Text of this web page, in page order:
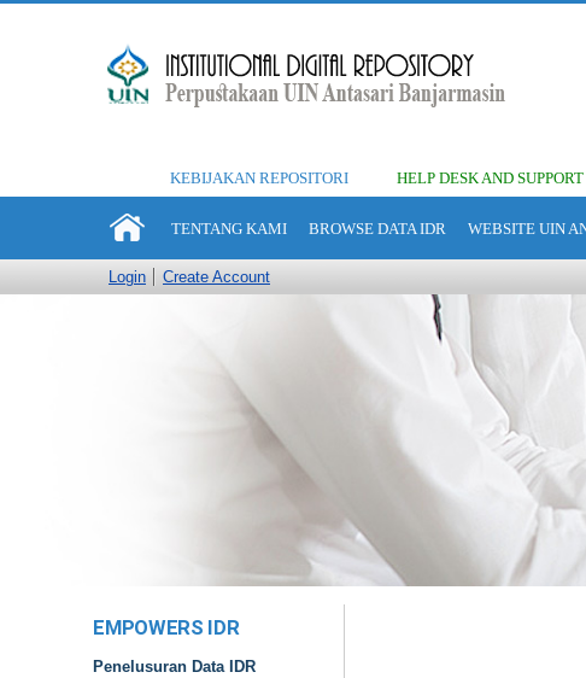
KEBIJAKAN REPOSITORI HELP DESK AND SUPPORT
TENTANG KAMI BROWSE DATA IDR WEBSITE UIN
Login Create Account
EMPOWERS IDR
Penelusuran Data IDR